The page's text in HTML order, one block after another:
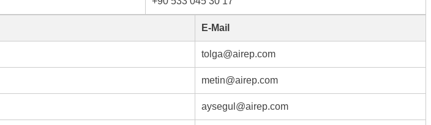
E-Mail
tolga@airep.com
metin@airep.com
aysegul@airep.com